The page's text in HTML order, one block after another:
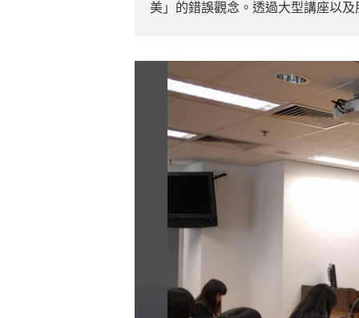
美」的錯誤觀念。透過大型講座以